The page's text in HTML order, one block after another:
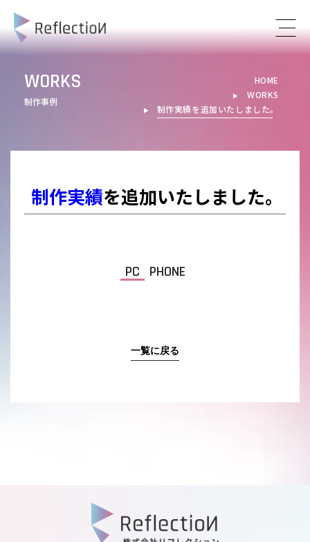
WORKS
制作事例
HOME
▶︎ WORKS
▶︎ 制作実績を追加いたしました。
制作実績を追加いたしました。
PC PHONE
一覧に戻る